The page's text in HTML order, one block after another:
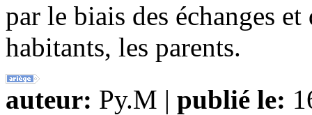
par le biais des échanges
habitants, les parents.
auteur: Py.M | publié le: